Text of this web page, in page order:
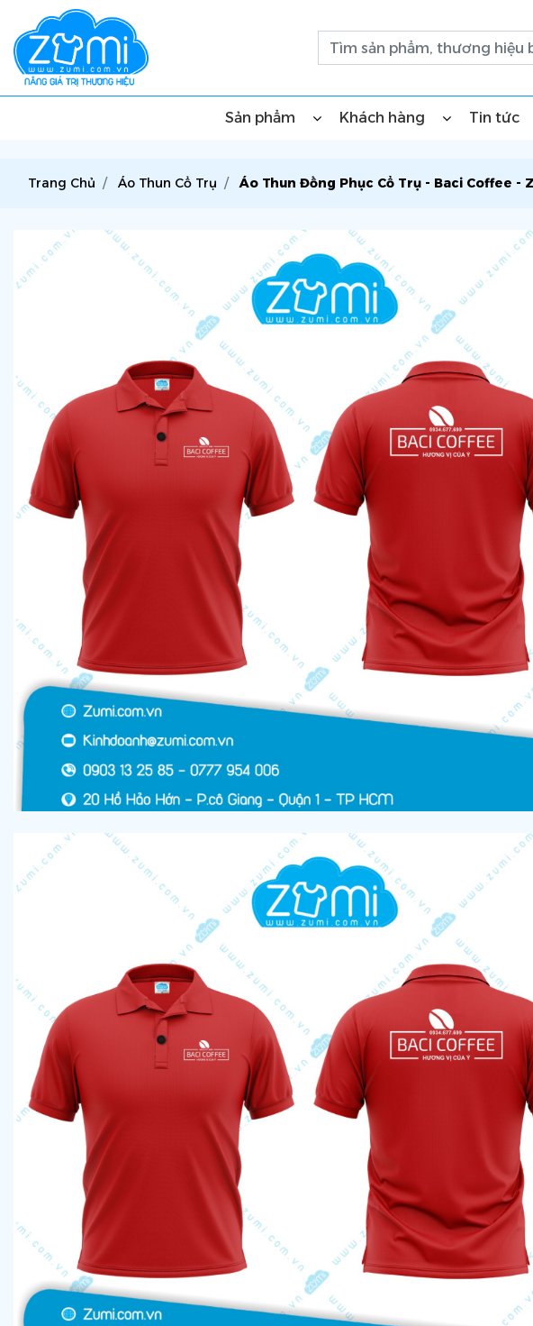
Sản phẩm Khách hàng Tin tức
Trang Chủ Áo Thun Cổ Trụ Áo Thun Đồng Phục Cổ Trụ - Baci Coffee -